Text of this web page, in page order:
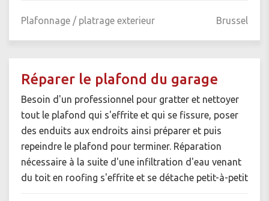
Plafonnage / platrage exterieur Brussel
Réparer le plafond du garage
Besoin d'un professionnel pour gratter et nettoyer
tout le plafond qui s'effrite et qui se fissure, poser
des enduits aux endroits ainsi préparer et puis
repeindre le plafond pour terminer. Réparation
nécessaire à la suite d'une infiltration d'eau venant
du toit en roofing s'effrite et se détache petit-à-petit